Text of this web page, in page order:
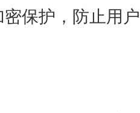
保护，防止用